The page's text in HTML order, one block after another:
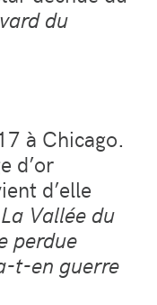
du
à Chicago.
d’or
d’elle
La Vallée du
perdue
t-en guerre